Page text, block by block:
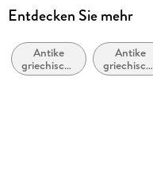
Herausgegeben von
Verlag/Hersteller
De Gruyter
Entdecken Sie mehr
Antike
griechische
und
Antike
griechische
und